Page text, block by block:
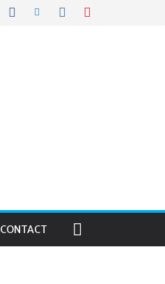
CONTACT